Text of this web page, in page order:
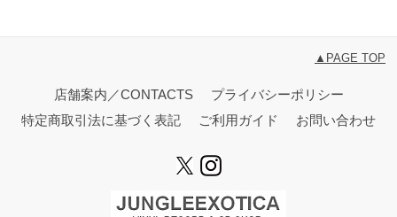
▲PAGE TOP
店舗案内／CONTACTS
プライバシーポリシー
特定商取引法に基づく表記
ご利用ガイド お問い合わせ